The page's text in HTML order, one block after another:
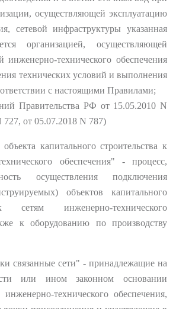
осуществляющей эксплуатацию
сетевой инфраструктуры указанная
организацией, осуществляющей
инженерно-технического обеспечения
технических условий и выполнения
с настоящими Правилами;
Правительства РФ от 15.05.2010 N
727, от 05.07.2018 N 787)
капитального строительства к
обеспечения" - процесс,
осуществления подключения
объектов капитального
сетям инженерно-технического
к оборудованию по производству
связанные сети" - принадлежащие на
или ином законном основании
технического обеспечения,